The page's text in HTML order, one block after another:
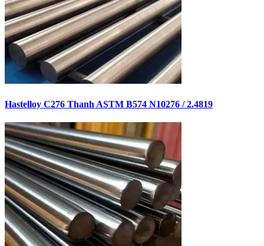
Hastelloy C276 Thanh ASTM B574 N10276 / 2.4819